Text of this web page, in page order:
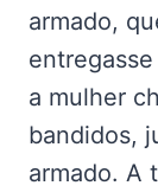
armado,
a mulher
bandidos,
armado. A